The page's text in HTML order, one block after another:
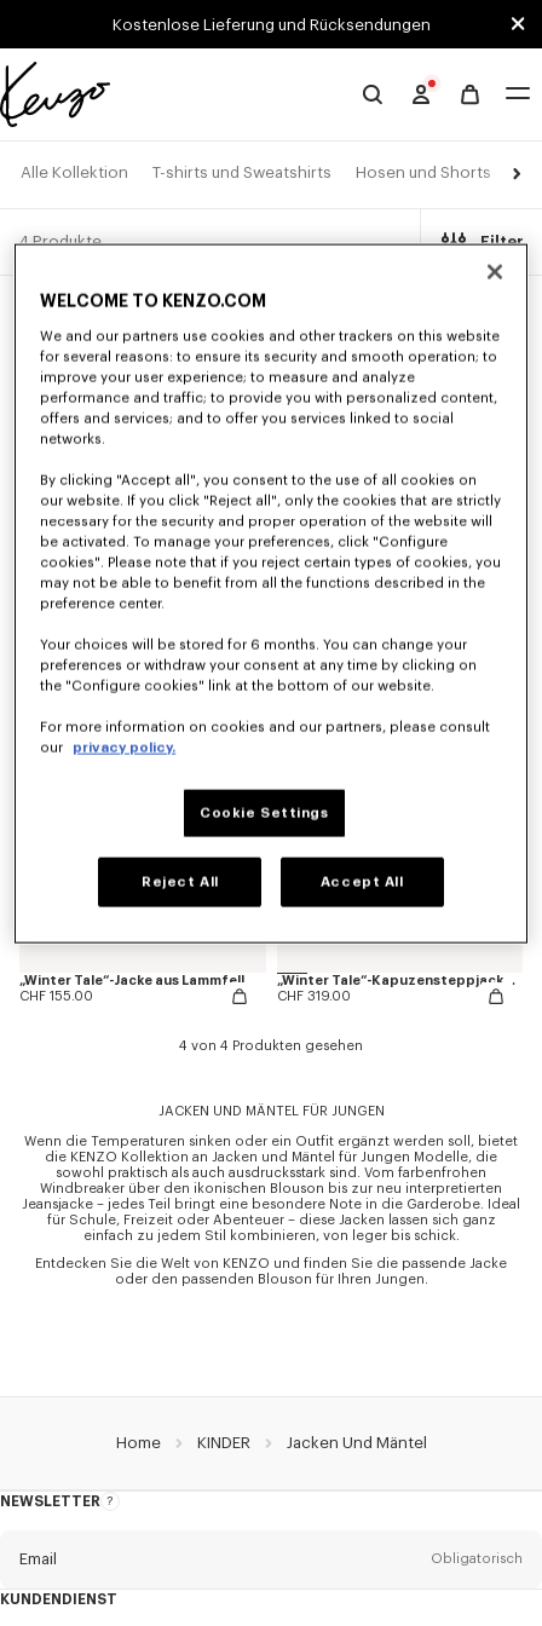
Skip to main content
Skip to footer contentKostenlose Lieferung und Rücksendungen
Offizielle
Website
Alle Kollektion T-shirts und Sweatshirts Hosen und Shorts
4 Produkte Filter
„Winter Tale“-Jacke aus Lammfell
CHF 155.00
„Winter Tale“-Kapuzensteppjacke zum Wenden
CHF 319.00
4 von 4 Produkten gesehen
JACKEN UND MÄNTEL FÜR JUNGEN
Wenn die Temperaturen sinken oder ein Outfit ergänzt werden soll, bietet
die KENZO Kollektion an Jacken und Mäntel für Jungen Modelle, die
sowohl praktisch als auch ausdrucksstark sind. Vom farbenfrohen
Windbreaker über den ikonischen Blouson bis zur neu interpretierten
Jeansjacke – jedes Teil bringt eine besondere Note in die Garderobe. Ideal
für Schule, Freizeit oder Abenteuer – diese Jacken lassen sich ganz
einfach zu jedem Stil kombinieren, von leger bis schick.
Entdecken Sie die Welt von KENZO und finden Sie die passende Jacke
oder den passenden Blouson für Ihren Jungen.
Home KINDER Jacken Und Mäntel
NEWSLETTER
Über
Email Obligatorisch
KUNDENDIENST
WELCOME TO KENZO.COM
We and our partners use cookies and other trackers on this website
for several reasons: to ensure its security and smooth operation; to
improve your user experience; to measure and analyze
performance and traffic; to provide you with personalized content,
offers and services; and to offer you services linked to social
networks.
By clicking "Accept all", you consent to the use of all cookies on
our website. If you click "Reject all", only the cookies that are strictly
necessary for the security and proper operation of the website will
be activated. To manage your preferences, click "Configure
cookies". Please note that if you reject certain types of cookies, you
may not be able to benefit from all the functions described in the
preference center.
Your choices will be stored for 6 months. You can change your
preferences or withdraw your consent at any time by clicking on
the "Configure cookies" link at the bottom of our website.
For more information on cookies and our partners, please consult
our
privacy policy.
Cookie Settings
Reject All Accept All